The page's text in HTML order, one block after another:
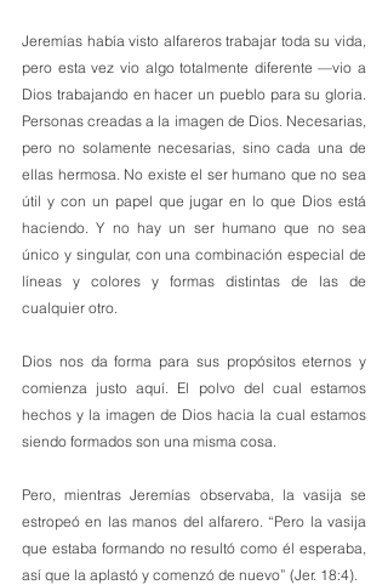
Jeremías había visto alfareros trabajar toda su vida,
pero esta vez vio algo totalmente diferente —vio a
Dios trabajando en hacer un pueblo para su gloria.
Personas creadas a la imagen de Dios. Necesarias,
pero no solamente necesarias, sino cada una de
ellas hermosa. No existe el ser humano que no sea
útil y con un papel que jugar en lo que Dios está
haciendo. Y no hay un ser humano que no sea
único y singular, con una combinación especial de
líneas y colores y formas distintas de las de
cualquier otro.
Dios nos da forma para sus propósitos eternos y
comienza justo aquí. El polvo del cual estamos
hechos y la imagen de Dios hacia la cual estamos
siendo formados son una misma cosa.
Pero, mientras Jeremías observaba, la vasija se
estropeó en las manos del alfarero. “Pero la vasija
que estaba formando no resultó como él esperaba,
así que la aplastó y comenzó de nuevo” (Jer. 18:4).